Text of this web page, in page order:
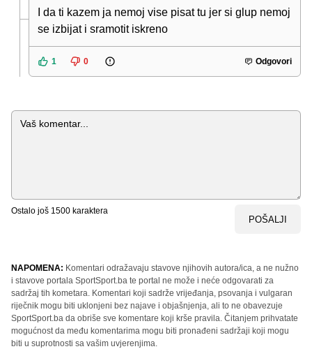
I da ti kazem ja nemoj vise pisat tu jer si glup nemoj
se izbijat i sramotit iskreno
1 0 Odgovori
Komentar
Ostalo još 1500 karaktera
POŠALJI
NAPOMENA: Komentari odražavaju stavove njihovih autora/ica, a ne nužno
i stavove portala SportSport.ba te portal ne može i neće odgovarati za
sadržaj tih kometara. Komentari koji sadrže vrijeđanja, psovanja i vulgaran
riječnik mogu biti uklonjeni bez najave i objašnjenja, ali to ne obavezuje
SportSport.ba da obriše sve komentare koji krše pravila. Čitanjem prihvatate
mogućnost da među komentarima mogu biti pronađeni sadržaji koji mogu
biti u suprotnosti sa vašim uvjerenjima.